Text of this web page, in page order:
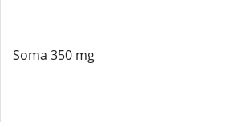
Soma 350 mg